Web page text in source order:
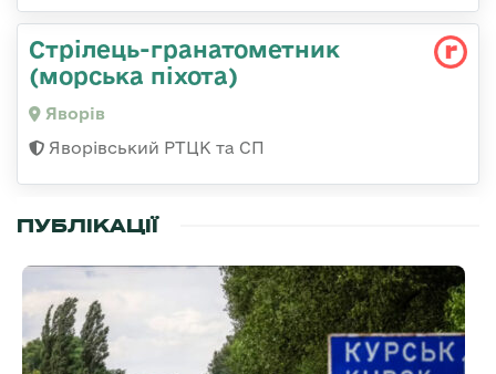
Стрілець-гранатометник
(морська піхота)
Яворів
Яворівський РТЦК та СП
ПУБЛІКАЦІЇ